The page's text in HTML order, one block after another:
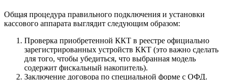
Общая процедура правильного подключения и установки
кассового аппарата выглядит следующим образом:
Проверка приобретенной ККТ в реестре официально
зарегистрированных устройств ККТ (это важно сделать
для того, чтобы убедиться, что выбранная модель
содержит фискальный накопитель).
Заключение договора по специальной форме с ОФД.